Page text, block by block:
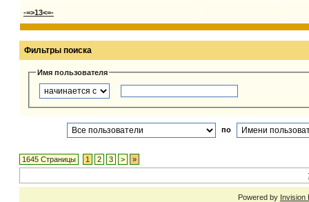
-=>13<=-
Фильтры поиска
Имя пользователя
по
1645 Страницы 1 2 3 > »
Powered by Invision